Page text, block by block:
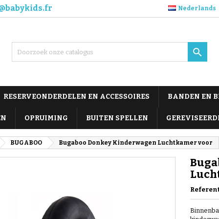
Nederlands

RESERVEONDERDELEN EN ACCESSOIRES BANDEN EN
OPRUIMING BUITEN SPELLEN
BUGABOO Bugaboo Donkey Kinderwagen Luchtkamer voor